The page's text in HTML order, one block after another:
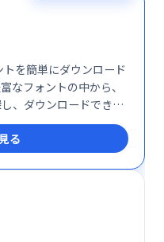
を簡単にダウンロード
なフォントの中から、
、ダウンロードできま
エイティブな表現を豊
る